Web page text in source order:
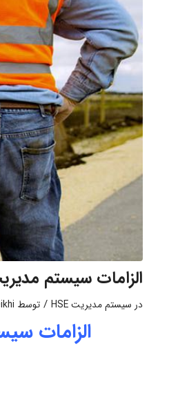
الزامات سیستم
در سیستم مدیریت HSE / توسط
الزامات